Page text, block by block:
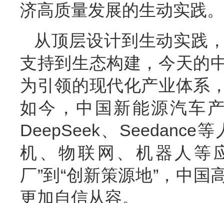
济高质量发展的生动实践。
从顶层设计到生动实践
支持到生态构建，今天的
为引领的现代化产业体系
如今，中国新能源汽车
DeepSeek、Seedance
机、物联网、机器人等
厂”到“创新策源地”，中
更加自信从容。